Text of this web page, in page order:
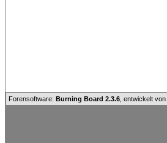
Forensoftware: Burning Board 2.3.6 , entwickelt von